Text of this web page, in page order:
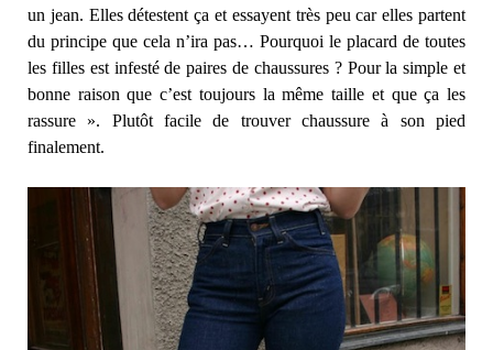
un jean. Elles détestent ça et essayent très peu car elles partent
du principe que cela n’ira pas… Pourquoi le placard de toutes
les filles est infesté de paires de chaussures ? Pour la simple et
bonne raison que c’est toujours la même taille et que ça les
rassure ». Plutôt facile de trouver chaussure à son pied
finalement.